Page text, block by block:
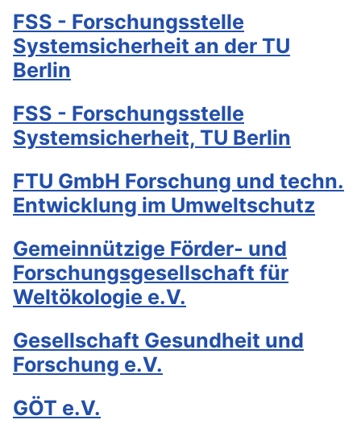
FSS - Forschungsstelle
Systemsicherheit an der TU
Berlin
FSS - Forschungsstelle
Systemsicherheit, TU Berlin
FTU GmbH Forschung und techn.
Entwicklung im Umweltschutz
Gemeinnützige Förder- und
Forschungsgesellschaft für
Weltökologie e.V.
Gesellschaft Gesundheit und
Forschung e.V.
GÖT e.V.